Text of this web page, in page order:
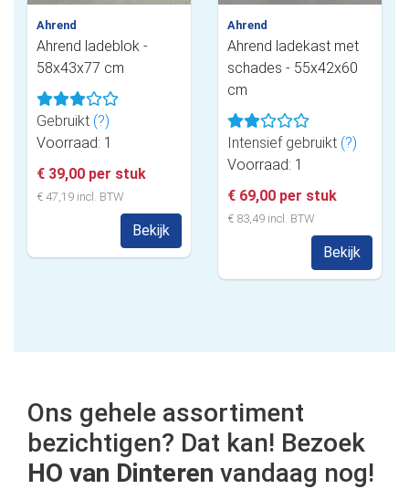
Ahrend
Ahrend ladeblok -
58x43x77 cm
Gebruikt (?)
Voorraad: 1
€ 39,00 per stuk
€ 47,19 incl. BTW
Bekijk
Ahrend
Ahrend ladekast met
schades - 55x42x60
cm
Intensief gebruikt (?)
Voorraad: 1
€ 69,00 per stuk
€ 83,49 incl. BTW
Bekijk
Ons gehele assortiment
bezichtigen? Dat kan! Bezoek
HO van Dinteren vandaag nog!